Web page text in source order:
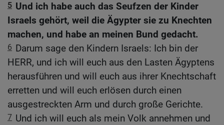
5 Und ich habe auch das Seufzen der Kinder
Israels gehört, weil die Ägypter sie zu Knechten
machen, und habe an meinen Bund gedacht.
6 Darum sage den Kindern Israels: Ich bin der
HERR, und ich will euch aus den Lasten Ägyptens
herausführen und will euch aus ihrer Knechtschaft
erretten und will euch erlösen durch einen
ausgestreckten Arm und durch große Gerichte.
7 Und ich will euch als mein Volk annehmen und